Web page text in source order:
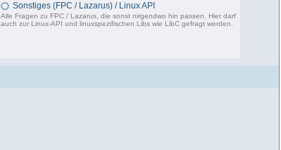
Sonstiges (FPC / Lazarus) / Linux API
Alle Fragen zu FPC / Lazarus, die sonst nirgendwo hin passen. Hier darf
auch zur Linux-API und linuxspezifischen Libs wie LibC gefragt werden.